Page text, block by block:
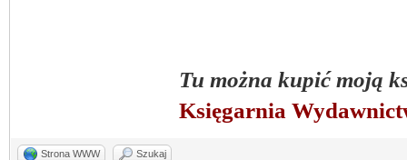
Tu można kupić moją
Księgarnia
Strona WWW Szukaj